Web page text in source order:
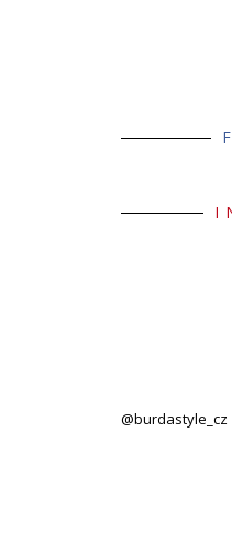
@burdastyle_cz